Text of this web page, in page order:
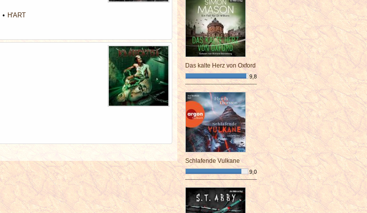
H'ART
Das kalte Herz von Oxford
9,8
¯¯¯¯¯¯¯¯¯¯¯¯¯¯¯¯¯¯¯¯¯¯¯¯
Schlafende Vulkane
9,0
¯¯¯¯¯¯¯¯¯¯¯¯¯¯¯¯¯¯¯¯¯¯¯¯